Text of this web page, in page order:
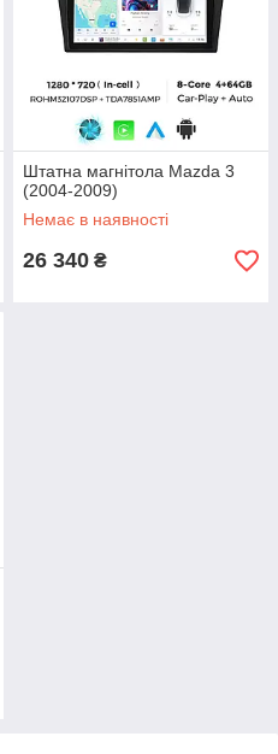
Штатна магнітола Mazda 3
(2004-2009)
Немає в наявності
26 340 ₴